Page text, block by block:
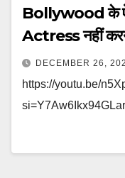
Bollywood के
Actress नहीं
DECEMBER 26,
https://youtu.be/